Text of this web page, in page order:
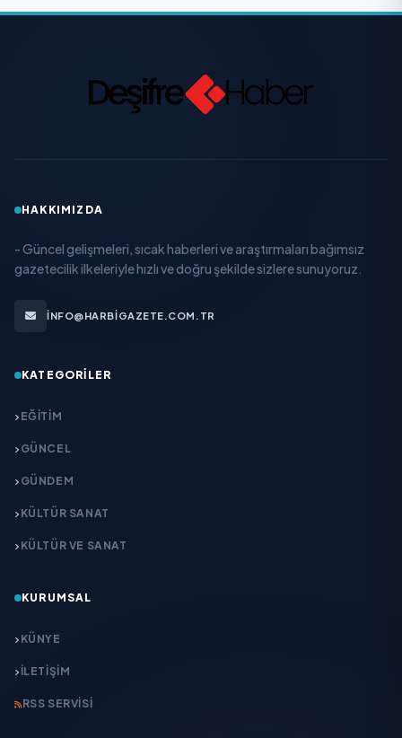
HAKKIMIZDA
- Güncel gelişmeleri, sıcak haberleri ve araştırmaları bağımsız
gazetecilik ilkeleriyle hızlı ve doğru şekilde sizlere sunuyoruz.
INFO@HARBIGAZETE.COM.TR
KATEGORILER
EĞITIM
GÜNCEL
GÜNDEM
KÜLTÜR SANAT
KÜLTÜR VE SANAT
KURUMSAL
KÜNYE
İLETIŞIM
RSS SERVISI